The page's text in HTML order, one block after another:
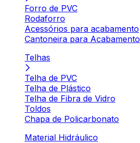
Forro de PVC
Rodaforro
Acessórios para acabamento
Cantoneira para Acabamento
Telhas
Telha de PVC
Telha de Plástico
Telha de Fibra de Vidro
Toldos
Chapa de Policarbonato
Material Hidráulico